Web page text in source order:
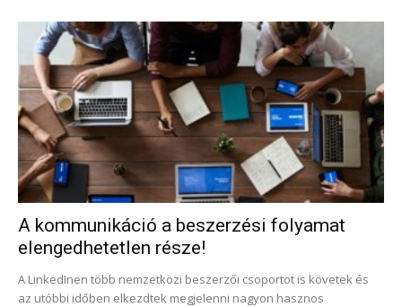
A kommunikáció a beszerzési folyamat
elengedhetetlen része!
A LinkedInen több nemzetközi beszerzői csoportot is követek és
az utóbbi időben elkezdtek megjelenni nagyon hasznos